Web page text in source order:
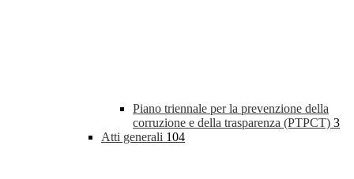
Piano triennale per la prevenzione della
corruzione e della trasparenza (PTPCT) 3
Atti generali 104